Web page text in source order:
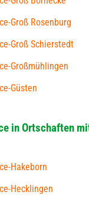
Groß Rosenburg
Groß Schierstedt
Großmühlingen
Güsten
in Ortschaften
Hakeborn
Hecklingen